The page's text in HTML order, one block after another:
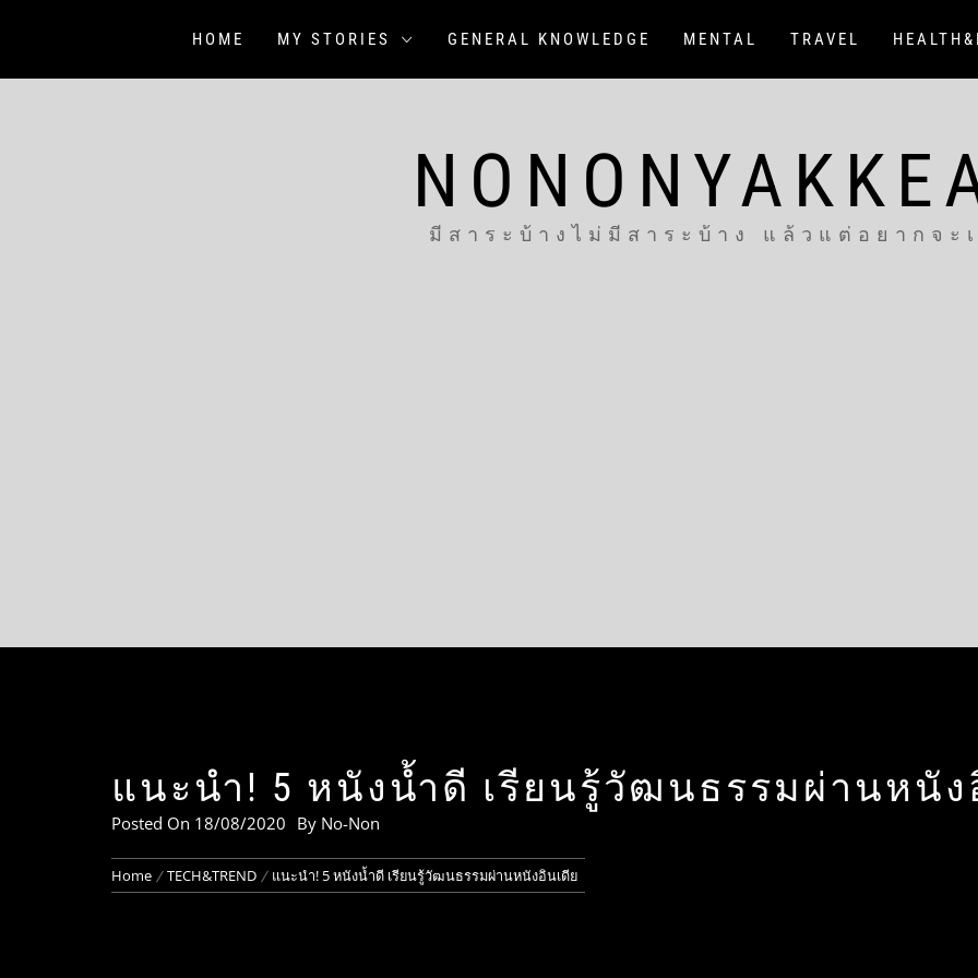
HOME MY STORIES GENERAL KNOWLEDGE MENTAL TRAVEL
มีสาระบ้างไม่มีสาระบ้าง แล้วแต่อยากจะ
แนะนำ! 5 หนังน้ำดี เรียนรู้วัฒนธรรมผ่านหนัง
Posted On 18/08/2020 By No-Non
Home TECH&TREND แนะนำ! 5 หนังน้ำดี เรียนรู้วัฒนธรรมผ่านหนังอินเดีย